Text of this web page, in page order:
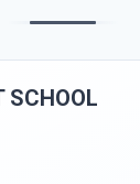
SCHOOL